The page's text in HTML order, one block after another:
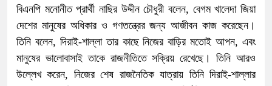
বিএনপি মনোনীত প্রার্থী নাছির উদ্দীন চৌধুরী বলেন, বেগম খালেদা জিয়া
দেশের মানুষের অধিকার ও গণতন্ত্রের জন্য আজীবন কাজ করেছেন।
তিনি বলেন, দিরাই-শাল্লা তার কাছে নিজের বাড়ির মতোই আপন, এবং
মানুষের ভালোবাসাই তাকে রাজনীতিতে সক্রিয় রেখেছে। তিনি আরও
উল্লেখ করেন, নিজের শেষ রাজনৈতিক যাত্রায় তিনি দিরাই-শাল্লার